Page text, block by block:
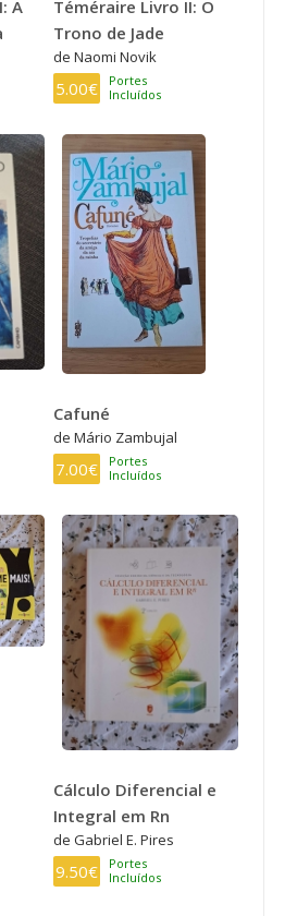
A
Téméraire Livro II: O
Trono de Jade
de Naomi Novik
5.00€
Portes
Incluídos
Cafuné
de Mário Zambujal
7.00€
Portes
Incluídos
Cálculo Diferencial e
Integral em Rn
de Gabriel E. Pires
9.50€
Portes
Incluídos